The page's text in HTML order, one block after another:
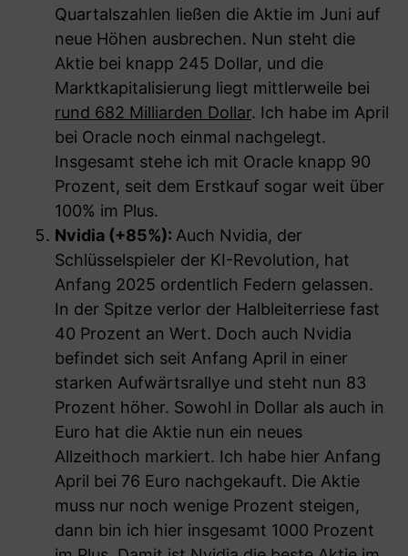
Quartalszahlen ließen die Aktie im Juni auf
neue Höhen ausbrechen. Nun steht die
Aktie bei knapp 245 Dollar, und die
Marktkapitalisierung liegt mittlerweile bei
rund 682 Milliarden Dollar. Ich habe im April
bei Oracle noch einmal nachgelegt.
Insgesamt stehe ich mit Oracle knapp 90
Prozent, seit dem Erstkauf sogar weit über
100% im Plus.
Nvidia (+85%): Auch Nvidia, der
Schlüsselspieler der KI-Revolution, hat
Anfang 2025 ordentlich Federn gelassen.
In der Spitze verlor der Halbleiterriese fast
40 Prozent an Wert. Doch auch Nvidia
befindet sich seit Anfang April in einer
starken Aufwärtsrallye und steht nun 83
Prozent höher. Sowohl in Dollar als auch in
Euro hat die Aktie nun ein neues
Allzeithoch markiert. Ich habe hier Anfang
April bei 76 Euro nachgekauft. Die Aktie
muss nur noch wenige Prozent steigen,
dann bin ich hier insgesamt 1000 Prozent